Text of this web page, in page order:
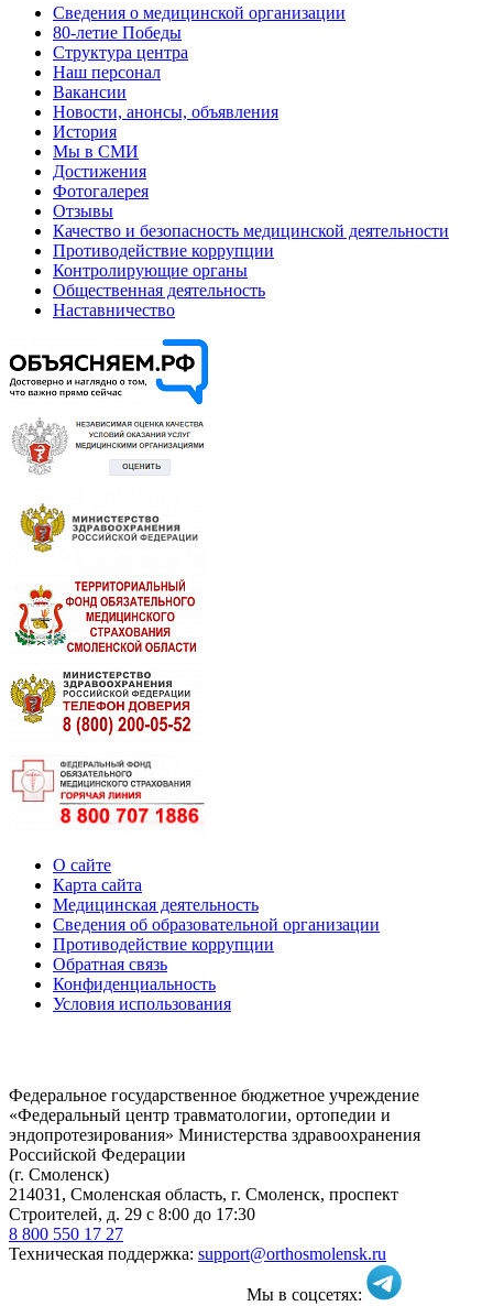
Сведения о медицинской организации
80-летие Победы
Структура центра
Наш персонал
Вакансии
Новости, анонсы, объявления
История
Мы в СМИ
Достижения
Фотогалерея
Отзывы
Качество и безопасность медицинской деятельности
Противодействие коррупции
Контролирующие органы
Общественная деятельность
Наставничество
О сайте
Карта сайта
Медицинская деятельность
Сведения об образовательной организации
Противодействие коррупции
Обратная связь
Конфиденциальность
Условия использования
Федеральное государственное бюджетное учреждение
«Федеральный центр травматологии, ортопедии и
эндопротезирования» Министерства здравоохранения
Российской Федерации
(г. Смоленск)
214031, Смоленская область, г. Смоленск, проспект
Строителей, д. 29 с 8:00 до 17:30
8 800 550 17 27
Техническая поддержка: support@orthosmolensk.ru
Мы в соцсетях: